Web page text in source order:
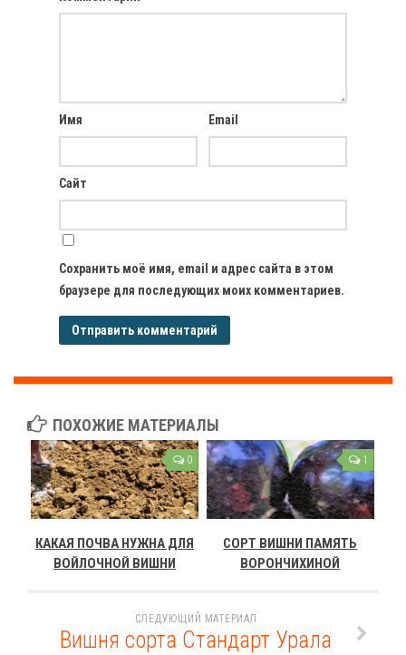
Имя Email
Сайт
Сохранить моё имя, email и адрес сайта в этом
браузере для последующих моих комментариев.
ПОХОЖИЕ МАТЕРИАЛЫ
0
КАКАЯ ПОЧВА НУЖНА ДЛЯ
ВОЙЛОЧНОЙ ВИШНИ
1
СОРТ ВИШНИ ПАМЯТЬ
ВОРОНЧИХИНОЙ
СЛЕДУЮЩИЙ МАТЕРИАЛ
Вишня сорта Стандарт Урала